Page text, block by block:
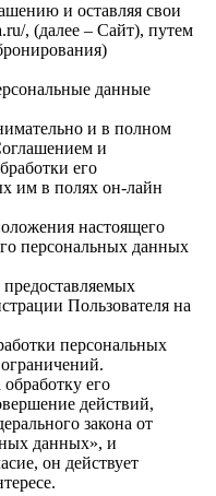
и оставляя свои
.ru/, (далее – Сайт), путем
данные
и в полном
и
его
им в полях он-лайн
настоящего
персональных данных
предоставляемых
Пользователя на
персональных
обработку его
действий,
закона от
данных», и
он действует